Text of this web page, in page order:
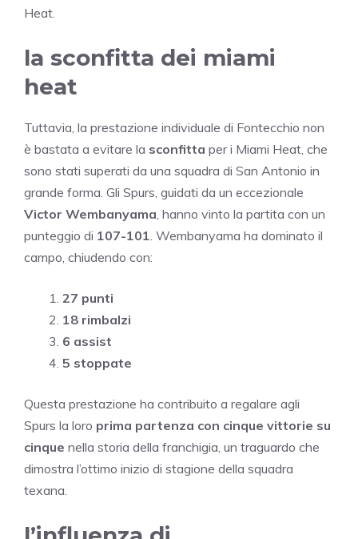
Heat.
la sconfitta dei miami
heat
Tuttavia, la prestazione individuale di Fontecchio non
è bastata a evitare la sconfitta per i Miami Heat, che
sono stati superati da una squadra di San Antonio in
grande forma. Gli Spurs, guidati da un eccezionale
Victor Wembanyama , hanno vinto la partita con un
punteggio di 107-101 . Wembanyama ha dominato il
campo, chiudendo con:
27 punti
18 rimbalzi
6 assist
5 stoppate
Questa prestazione ha contribuito a regalare agli
Spurs la loro prima partenza con cinque vittorie su
cinque nella storia della franchigia, un traguardo che
dimostra l’ottimo inizio di stagione della squadra
texana.